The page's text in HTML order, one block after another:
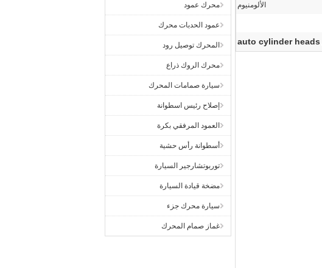
محرك عمود
عمود الحدبات محرك
المحرك توصيل رود
محرك الروك ذراع
سيارة صمامات المحرك
إصلاح رئيس اسطوانة
العمود المرفقي بكرة
أسطوانة رأس حشية
توربوتشارجير السيارة
مضخة قيادة السيارة
سيارة محرك جزء
غماز صمام المحرك
الألومنيوم
auto cylinder heads